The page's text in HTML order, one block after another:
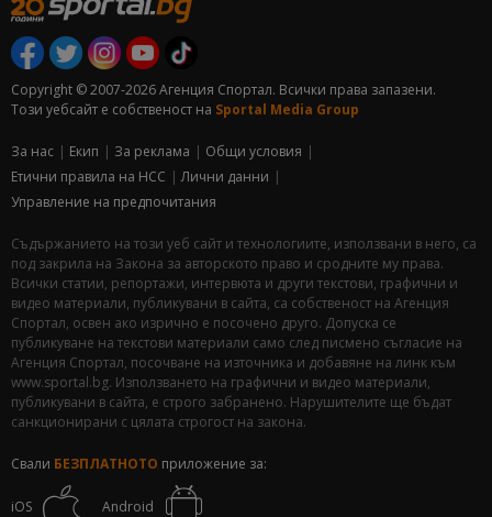
Copyright © 2007-2026 Агенция Спортал. Всички права запазени.
Този уебсайт е собственост на Sportal Media Group
За нас Екип За рекламa
Общи условия
Етични правила на НСС
Лични данни
Управление на предпочитания
Съдържанието на този уеб сайт и технологиите, използвани в него, са
под закрила на Закона за авторското право и сродните му права.
Всички статии, репортажи, интервюта и други текстови, графични и
видео материали, публикувани в сайта, са собственост на Агенция
Спортал, освен ако изрично е посочено друго. Допуска се
публикуване на текстови материали само след писмено съгласие на
Агенция Спортал, посочване на източника и добавяне на линк към
www.sportal.bg. Използването на графични и видео материали,
публикувани в сайта, е строго забранено. Нарушителите ще бъдат
санкционирани с цялата строгост на закона.
Свали БЕЗПЛАТНОТО приложение за:
iOS Android